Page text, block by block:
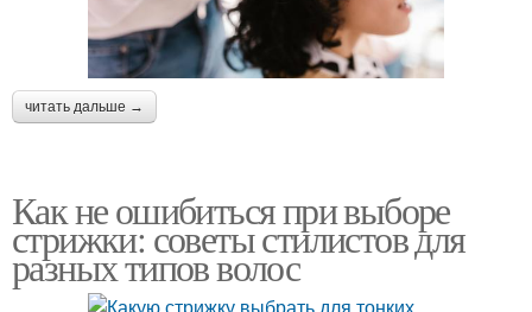
читать дальше →
Как не ошибиться при выборе
стрижки: советы стилистов для
разных типов волос